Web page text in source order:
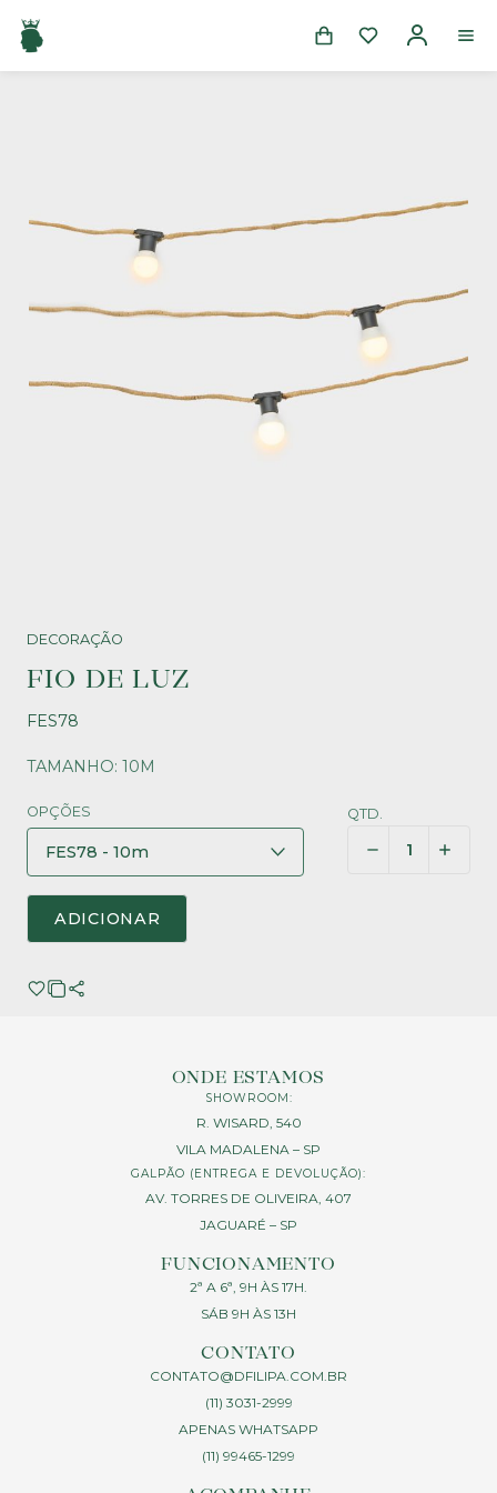
DECORAÇÃO
FIO DE LUZ
FES78
TAMANHO: 10M
OPÇÕES QTD.
ADICIONAR
ONDE ESTAMOS
SHOWROOM:
R. WISARD, 540
VILA MADALENA – SP
GALPÃO (ENTREGA E DEVOLUÇÃO):
AV. TORRES DE OLIVEIRA, 407
JAGUARÉ – SP
FUNCIONAMENTO
2ª A 6ª, 9H ÀS 17H.
SÁB 9H ÀS 13H
CONTATO
CONTATO@DFILIPA.COM.BR
(11) 3031-2999
APENAS WHATSAPP
(11) 99465-1299